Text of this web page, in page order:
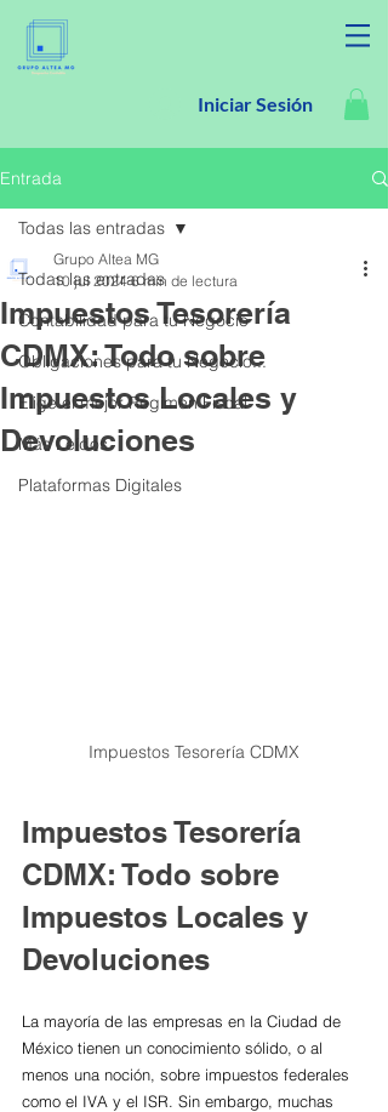
Iniciar Sesión
Entrada
Todas las entradas
Contabilidad para tu Negocio
Obligaciones para tu Negocio...
Elige el mejor Régimen Fiscal
Más Leídos
Plataformas Digitales
Todas las entradas
Impuestos Tesorería
CDMX: Todo sobre
Impuestos Locales y
Devoluciones
Grupo Altea MG
10 jul 2024 6 min de lectura
Impuestos Tesorería CDMX
Impuestos Tesorería
CDMX: Todo sobre
Impuestos Locales y
Devoluciones
La mayoría de las empresas en la Ciudad de
México tienen un conocimiento sólido, o al
menos una noción, sobre impuestos federales
como el IVA y el ISR. Sin embargo, muchas